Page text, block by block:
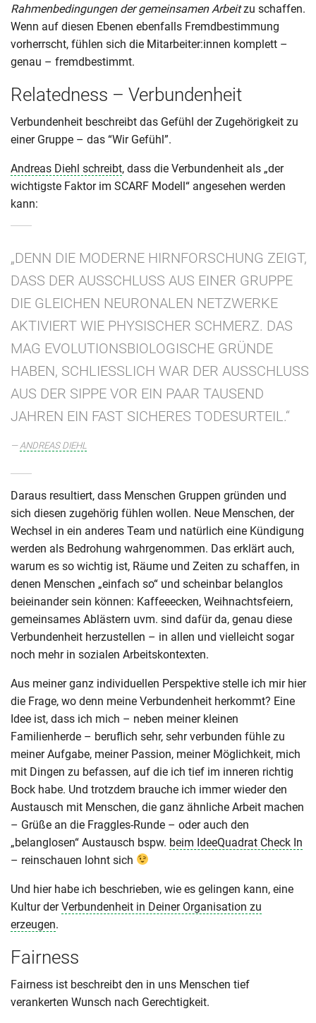
Rahmenbedingungen der gemeinsamen Arbeitzu schaffen.
Wenn auf diesen Ebenen ebenfalls Fremdbestimmung
vorherrscht, fühlen sich die Mitarbeiter:innen komplett –
genau – fremdbestimmt.
Relatedness – Verbundenheit
Verbundenheit beschreibt das Gefühl der Zugehörigkeit zu
einer Gruppe – das “Wir Gefühl”.
Andreas Diehl schreibt, dass die Verbundenheit als „der
wichtigste Faktor im SCARF Modell“ angesehen werden
kann:
„DENN DIE MODERNE HIRNFORSCHUNG ZEIGT,
DASS DER AUSSCHLUSS AUS EINER GRUPPE
DIE GLEICHEN NEURONALEN NETZWERKE
AKTIVIERT WIE PHYSISCHER SCHMERZ. DAS
MAG EVOLUTIONSBIOLOGISCHE GRÜNDE
HABEN, SCHLIESSLICH WAR DER AUSSCHLUSS A
US DER SIPPE VOR EIN PAAR TAUSEND J
AHREN EIN FAST SICHERES TODESURTEIL.“
ANDREAS DIEHL
Daraus resultiert, dass Menschen Gruppen gründen und
sich diesen zugehörig fühlen wollen. Neue Menschen, der
Wechsel in ein anderes Team und natürlich eine Kündigung
werden als Bedrohung wahrgenommen. Das erklärt auch,
warum es so wichtig ist, Räume und Zeiten zu schaffen, in
denen Menschen „einfach so“ und scheinbar belanglos
beieinander sein können: Kaffeeecken, Weihnachtsfeiern,
gemeinsames Ablästern uvm. sind dafür da, genau diese
Verbundenheit herzustellen – in allen und vielleicht sogar
noch mehr in sozialen Arbeitskontexten.
Aus meiner ganz individuellen Perspektive stelle ich mir hier
die Frage, wo denn meine Verbundenheit herkommt? Eine
Idee ist, dass ich mich – neben meiner kleinen
Familienherde – beruflich sehr, sehr verbunden fühle zu
meiner Aufgabe, meiner Passion, meiner Möglichkeit, mich
mit Dingen zu befassen, auf die ich tief im inneren richtig
Bock habe. Und trotzdem brauche ich immer wieder den
Austausch mit Menschen, die ganz ähnliche Arbeit machen
– Grüße an die Fraggles-Runde – oder auch den
„belanglosen“ Austausch bspw. beim IdeeQuadrat Check In
– reinschauen lohnt sich
Und hier habe ich beschrieben, wie es gelingen kann, eine
Kultur derVerbundenheit in Deiner Organisation zu
erzeugen.
Fairness
Fairness ist beschreibt den in uns Menschen tief
verankerten Wunsch nach Gerechtigkeit.